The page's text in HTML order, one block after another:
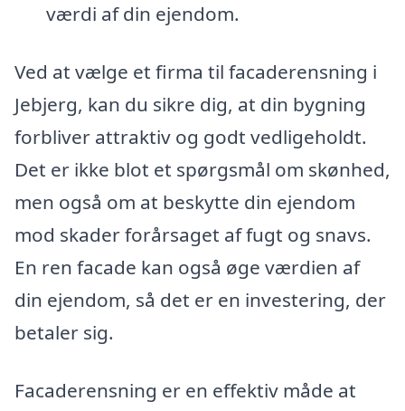
værdi af din ejendom.
Ved at vælge et firma til facaderensning i
Jebjerg, kan du sikre dig, at din bygning
forbliver attraktiv og godt vedligeholdt.
Det er ikke blot et spørgsmål om skønhed,
men også om at beskytte din ejendom
mod skader forårsaget af fugt og snavs.
En ren facade kan også øge værdien af
din ejendom, så det er en investering, der
betaler sig.
Facaderensning er en effektiv måde at